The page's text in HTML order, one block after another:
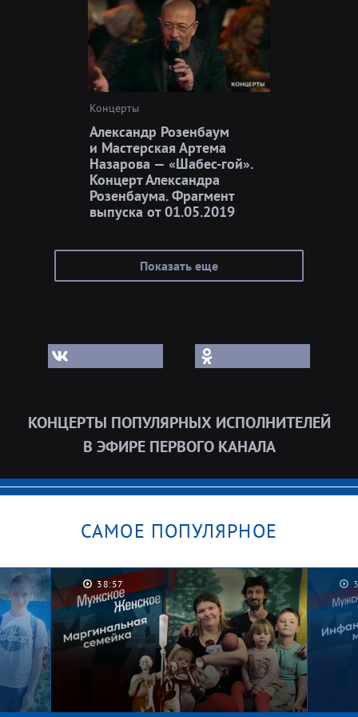
Концерты
Александр Розенбаум
и Мастерская Артема
Назарова — «Шабес-гой».
Концерт Александра
Розенбаума. Фрагмент
выпуска от 01.05.2019
Показать еще
КОНЦЕРТЫ ПОПУЛЯРНЫХ ИСПОЛНИТЕЛЕЙ
В ЭФИРЕ ПЕРВОГО КАНАЛА
САМОЕ ПОПУЛЯРНОЕ
38:57